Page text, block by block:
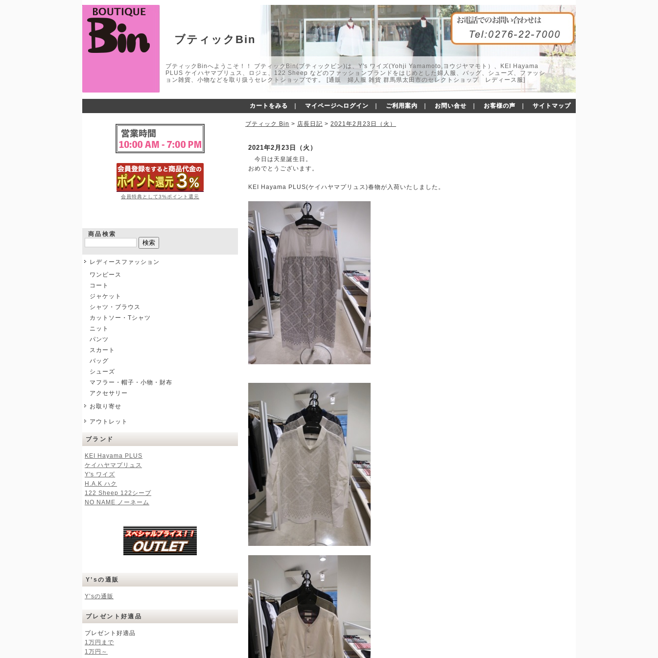
ブティックBin
ブティックBinへようこそ！！ ブティックBin(ブティックビン)は、Y's ワイズ(Yohji Yamamoto,ヨウジヤマモト）、KEI Hayama
PLUS ケイハヤマプリュス、ロジェ、122 Sheep などのファッションブランドをはじめとした婦人服、バッグ、シューズ、ファッシ
ョン雑貨、小物などを取り扱うセレクトショップです。 [通販 婦人服 雑貨 群馬県太田市のセレクトショップ レディース服]
カートをみる マイページへログイン ご利用案内 お問い合せ お客様の声 サイトマップ
会員特典として3%ポイント還元
商品検索
レディースファッション
ワンピース
コート
ジャケット
シャツ・ブラウス
カットソー・Tシャツ
ニット
パンツ
スカート
バッグ
シューズ
マフラー・帽子・小物・財布
アクセサリー
お取り寄せ
アウトレット
ブランド
KEI Hayama PLUS
ケイハヤマプリュス
Y's ワイズ
H.A.K ハク
122 Sheep 122シープ
NO NAME ノーネーム
Y’sの通販
Y’sの通販
プレゼント好適品
プレゼント好適品
1万円まで
1万円～
ブティック Bin > 店長日記 > 2021年2月23日（火）
2021年2月23日（火）
今日は天皇誕生日。
おめでとうございます。
KEI Hayama PLUS(ケイハヤマプリュス)春物が入荷いたしました。